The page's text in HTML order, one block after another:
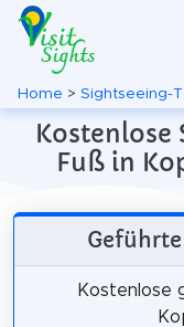
Home > Sightseeing-
Kostenlose
Fuß in
Kostenlose